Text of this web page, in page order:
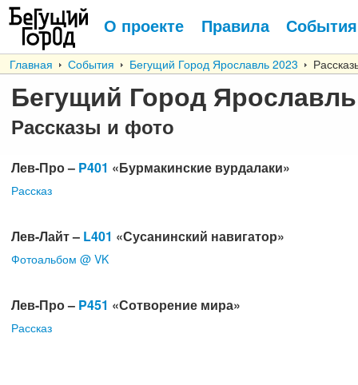
О проекте Правила События
Главная События Бегущий Город Ярославль 2023
Бегущий Город
Рассказы и фото
Лев-Про – P401 «Бурмакинские вурдалаки»
Рассказ
Лев-Лайт – L401 «Сусанинский навигатор»
Фотоальбом @ VK
Лев-Про – P451 «Сотворение мира»
Рассказ